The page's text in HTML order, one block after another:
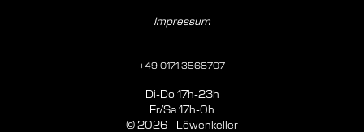
Impressum
+49 0171 3568707
Di-Do 17h-23h
Fr/Sa 17h-0h
© 2026 - Löwenkeller